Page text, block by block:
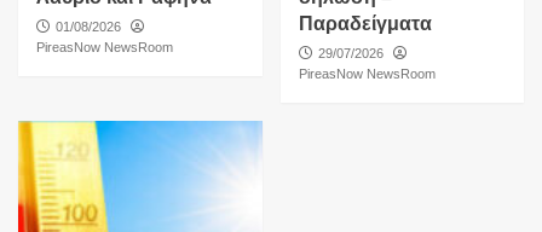
01/08/2026
PireasNow NewsRoom
Παραδείγματα
29/07/2026
PireasNow NewsRoom